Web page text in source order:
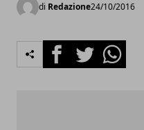
di Redazione24/10/2016
FacebookTwitterWhatsapp